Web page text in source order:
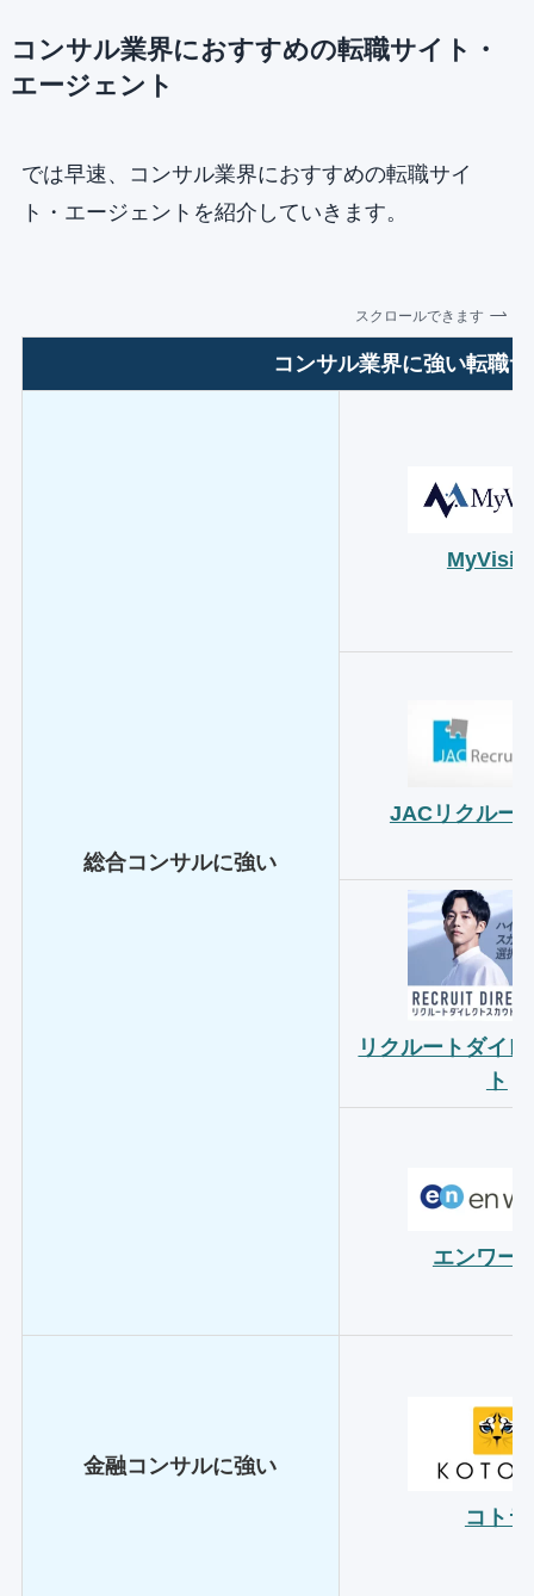
コンサル業界におすすめの転職サイト・
エージェント
では早速、コンサル業界におすすめの転職サイ
ト・エージェントを紹介していきます。
スクロールできます
コンサル業界に強い転職
総合コンサルに強い
JACリクルー
リクルートダイ
ト
エンワー
金融コンサルに強い
コトラ